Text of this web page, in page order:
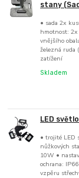
stany
• sada 2x
hmotnost:
vnějšího
železná ruda
zatížení
Skladem
LED
• trojité LED
nůžkových
10W •
ochrana:
vzpěru